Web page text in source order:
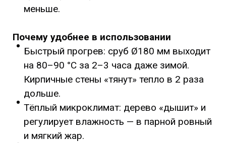
меньше.
Почему удобнее в использовании
Быстрый прогрев: сруб Ø180 мм выходит
на 80–90 °C за 2–3 часа даже зимой.
Кирпичные стены «тянут» тепло в 2 раза
дольше.
Тёплый микроклимат: дерево «дышит» и
регулирует влажность — в парной ровный
и мягкий жар.